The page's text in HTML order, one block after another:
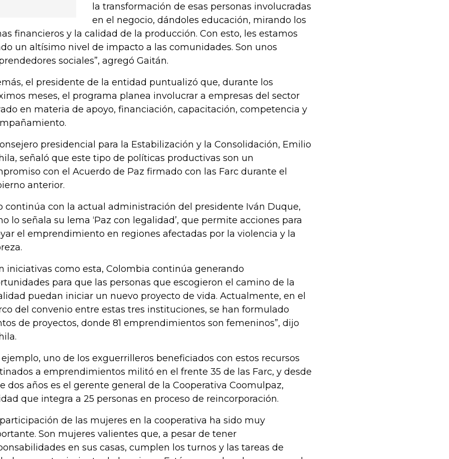
la transformación de esas personas involucradas
en el negocio, dándoles educación, mirando los
financieros y la calidad de la producción. Con esto, les estamos
un altísimo nivel de impacto a las comunidades. Son unos
sociales”, agregó Gaitán.
el presidente de la entidad puntualizó que, durante los
meses, el programa planea involucrar a empresas del sector
en materia de apoyo, financiación, capacitación, competencia y
presidencial para la Estabilización y la Consolidación, Emilio
señaló que este tipo de políticas productivas son un
con el Acuerdo de Paz firmado con las Farc durante el
anterior.
continúa con la actual administración del presidente Iván Duque,
lo señala su lema ‘Paz con legalidad’, que permite acciones para
el emprendimiento en regiones afectadas por la violencia y la
iniciativas como esta, Colombia continúa generando
para que las personas que escogieron el camino de la
puedan iniciar un nuevo proyecto de vida. Actualmente, en el
del convenio entre estas tres instituciones, se han formulado
de proyectos, donde 81 emprendimientos son femeninos”, dijo
ejemplo, uno de los exguerrilleros beneficiados con estos recursos
a emprendimientos militó en el frente 35 de las Farc, y desde
dos años es el gerente general de la Cooperativa Coomulpaz,
que integra a 25 personas en proceso de reincorporación.
participación de las mujeres en la cooperativa ha sido muy
Son mujeres valientes que, a pesar de tener
en sus casas, cumplen los turnos y las tareas de